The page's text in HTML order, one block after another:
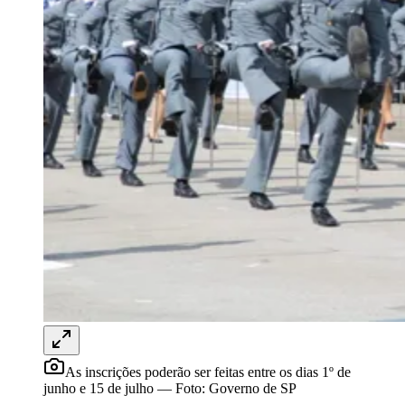
Para Sua Empresa
Anuncie Regional
Guia de Empresas
Vagas na RegiãoNovo
Hub de Negócios
Guia Comercial
Selo Verificado
Portal Educacional
Agenda de Vestibulares
Vagas de Emprego
Concursos
Panorama Econômico
Anuncie no Portal
Verificar Empresa
Anunciar Vagas
Novo
Publicidade Legal
As inscrições poderão ser feitas entre os dias 1º de
junho e 15 de julho — Foto: Governo de SP